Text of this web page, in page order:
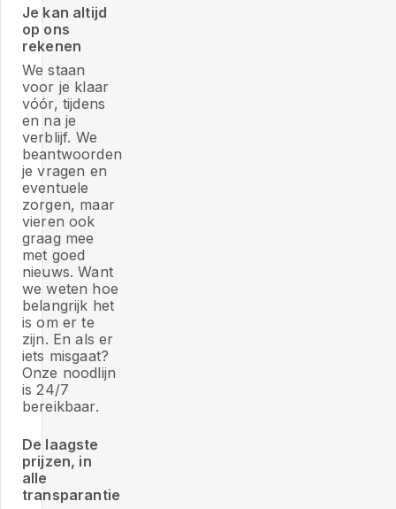
Je kan altijd
op ons
rekenen
We staan
voor je klaar
vóór, tijdens
en na je
verblijf. We
beantwoorden
je vragen en
eventuele
zorgen, maar
vieren ook
graag mee
met goed
nieuws. Want
we weten hoe
belangrijk het
is om er te
zijn. En als er
iets misgaat?
Onze noodlijn
is 24/7
bereikbaar.
De laagste
prijzen, in
alle
transparantie